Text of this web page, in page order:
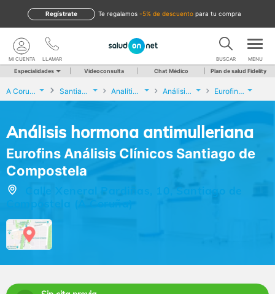
te regalamos -5% de descuento para tu compra
Regístrate
LLAMAR
MI CUENTA BUSCAR MENU
Especialidades Videoconsulta Chat Médico Plan de salud Fidelity
A Coruña Santiago de Compostela Analíticas y Genética Análisis hormona antimulleriana Eurofins Análisis Clínicos Santiago de Compostela
Análisis hormona antimulleriana
Eurofins Análisis Clínicos Santiago de
Compostela
Calle Xeneral Pardiñas, 10, Santiago de
Compostela (A Coruña)